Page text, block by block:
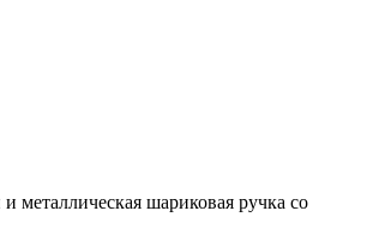
металлическая шариковая ручка со